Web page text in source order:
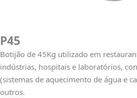
P45
Botijão de 45Kg utilizado em
indústrias, hospitais e laboratórios,
(sistemas de aquecimento de água e
outros.